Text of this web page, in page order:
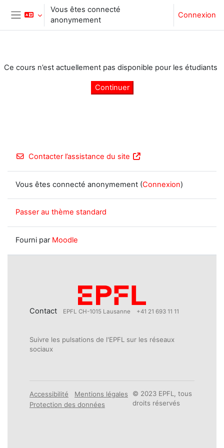
Passer au contenu principal
Panneau latéral
Vous êtes connecté
anonymement
Connexion
Ce cours n’est actuellement pas disponible pour les étudiants
Continuer
Contacter l’assistance du site
Vous êtes connecté anonymement (Connexion)
Passer au thème standard
Fourni par Moodle
Contact EPFL CH-1015 Lausanne +41 21 693 11 11
Suivre les pulsations de l'EPFL sur les réseaux
sociaux
Accessibilité
Mentions légales
Protection des données
© 2023 EPFL, tous
droits réservés